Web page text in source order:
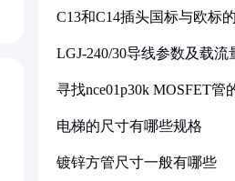
C13和C14插头国标与欧标
LGJ-240/30导线参数及载流
寻找nce01p30k MOSFET管
电梯的尺寸有哪些规格
镀锌方管尺寸一般有哪些